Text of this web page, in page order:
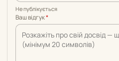
Не публікується
Ваш відгук*